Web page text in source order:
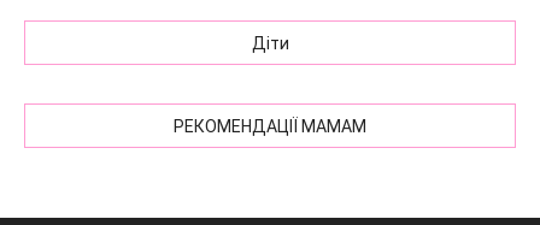
Діти
РЕКОМЕНДАЦІЇ МАМАМ